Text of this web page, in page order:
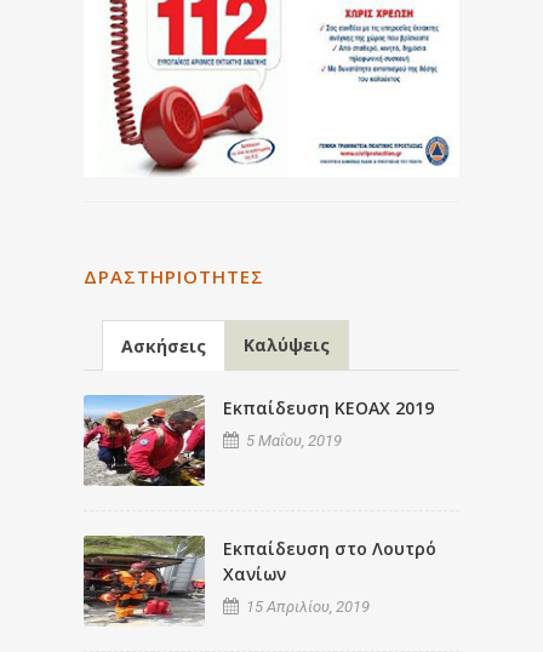
ΔΡΑΣΤΗΡΙΌΤΗΤΕΣ
Ασκήσεις Καλύψεις
Εκπαίδευση ΚΕΟΑΧ 2019
5 Μαΐου, 2019
Εκπαίδευση στο Λουτρό
Χανίων
15 Απριλίου, 2019